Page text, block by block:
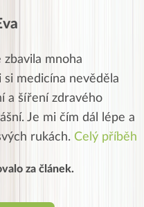
mnoha
medicína nevěděla
a šíření zdravého
Je mi čím dál lépe a
rukách. Celý příběh
za článek.